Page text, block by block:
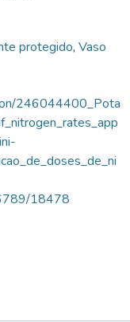
protegido, Vaso
246044400_Pota
18478